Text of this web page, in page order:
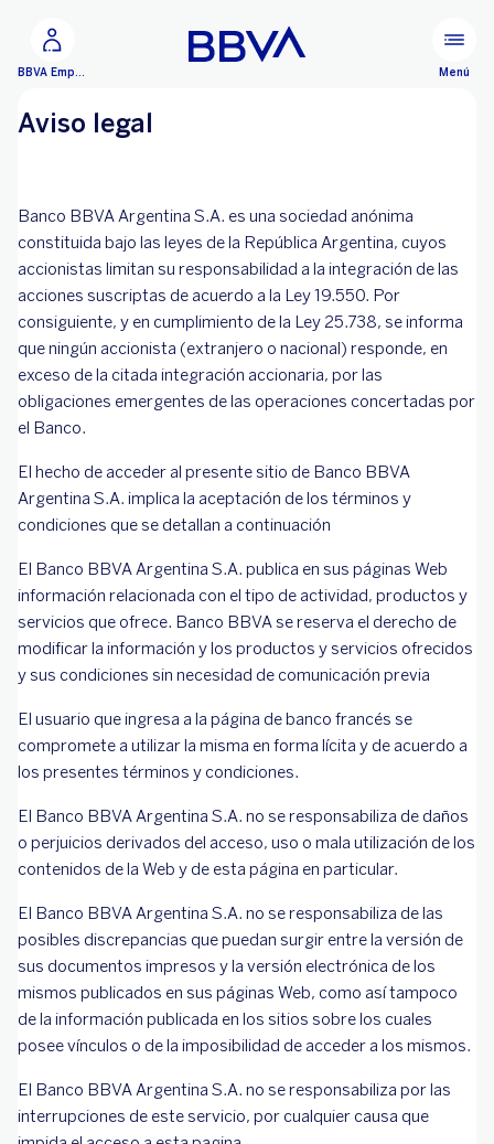
BBVA Empresas Menú
Aviso legal
Banco BBVA Argentina S.A. es una sociedad anónima
constituida bajo las leyes de la República Argentina, cuyos
accionistas limitan su responsabilidad a la integración de las
acciones suscriptas de acuerdo a la Ley 19.550. Por
consiguiente, y en cumplimiento de la Ley 25.738, se informa
que ningún accionista (extranjero o nacional) responde, en
exceso de la citada integración accionaria, por las
obligaciones emergentes de las operaciones concertadas por
el Banco.
El hecho de acceder al presente sitio de Banco BBVA
Argentina S.A. implica la aceptación de los términos y
condiciones que se detallan a continuación
El Banco BBVA Argentina S.A. publica en sus páginas Web
información relacionada con el tipo de actividad, productos y
servicios que ofrece. Banco BBVA se reserva el derecho de
modificar la información y los productos y servicios ofrecidos
y sus condiciones sin necesidad de comunicación previa
El usuario que ingresa a la página de banco francés se
compromete a utilizar la misma en forma lícita y de acuerdo a
los presentes términos y condiciones.
El Banco BBVA Argentina S.A. no se responsabiliza de daños
o perjuicios derivados del acceso, uso o mala utilización de los
contenidos de la Web y de esta página en particular.
El Banco BBVA Argentina S.A. no se responsabiliza de las
posibles discrepancias que puedan surgir entre la versión de
sus documentos impresos y la versión electrónica de los
mismos publicados en sus páginas Web, como así tampoco
de la información publicada en los sitios sobre los cuales
posee vínculos o de la imposibilidad de acceder a los mismos.
El Banco BBVA Argentina S.A. no se responsabiliza por las
interrupciones de este servicio, por cualquier causa que